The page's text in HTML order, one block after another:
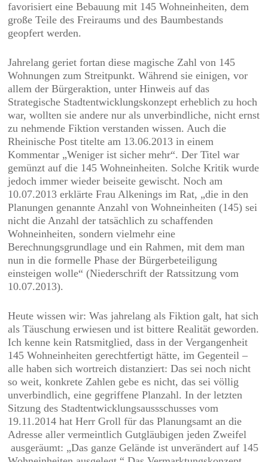
favorisiert eine Bebauung mit 145 Wohneinheiten, dem
große Teile des Freiraums und des Baumbestands
geopfert werden.
Jahrelang geriet fortan diese magische Zahl von 145
Wohnungen zum Streitpunkt. Während sie einigen, vor
allem der Bürgeraktion, unter Hinweis auf das
Strategische Stadtentwicklungskonzept erheblich zu hoch
war, wollten sie andere nur als unverbindliche, nicht ernst
zu nehmende Fiktion verstanden wissen. Auch die
Rheinische Post titelte am 13.06.2013 in einem
Kommentar „Weniger ist sicher mehr“. Der Titel war
gemünzt auf die 145 Wohneinheiten. Solche Kritik wurde
jedoch immer wieder beiseite gewischt. Noch am
10.07.2013 erklärte Frau Alkenings im Rat, „die in den
Planungen genannte Anzahl von Wohneinheiten (145) sei
nicht die Anzahl der tatsächlich zu schaffenden
Wohneinheiten, sondern vielmehr eine
Berechnungsgrundlage und ein Rahmen, mit dem man
nun in die formelle Phase der Bürgerbeteiligung
einsteigen wolle“ (Niederschrift der Ratssitzung vom
10.07.2013).
Heute wissen wir: Was jahrelang als Fiktion galt, hat sich
als Täuschung erwiesen und ist bittere Realität geworden.
Ich kenne kein Ratsmitglied, dass in der Vergangenheit
145 Wohneinheiten gerechtfertigt hätte, im Gegenteil –
alle haben sich wortreich distanziert: Das sei noch nicht
so weit, konkrete Zahlen gebe es nicht, das sei völlig
unverbindlich, eine gegriffene Planzahl. In der letzten
Sitzung des Stadtentwicklungsaussschusses vom
19.11.2014 hat Herr Groll für das Planungsamt an die
Adresse aller vermeintlich Gutgläubigen jeden Zweifel
ausgeräumt: „Das ganze Gelände ist unverändert auf 145